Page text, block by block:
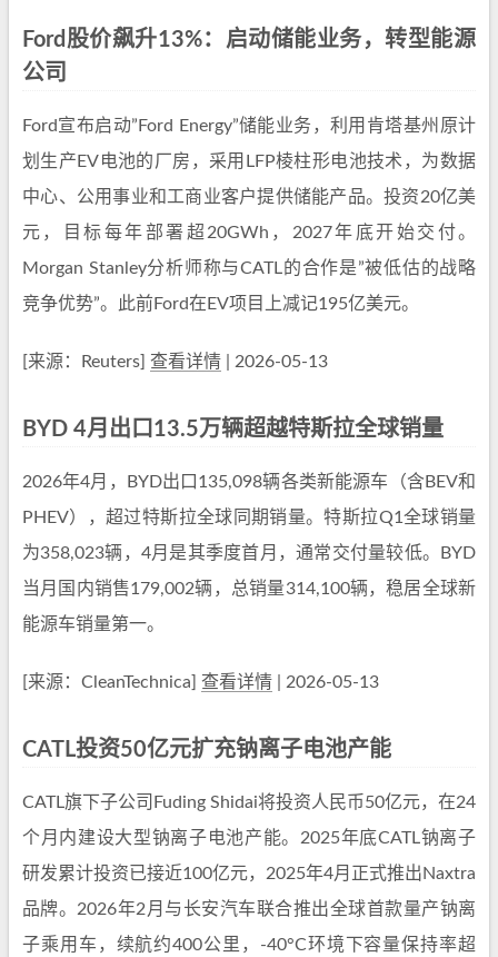
Ford股价飙升13%：启动储能业务，转型能源
公司
Ford宣布启动”Ford Energy”储能业务，利用肯塔基州原计
划生产EV电池的厂房，采用LFP棱柱形电池技术，为数据
中心、公用事业和工商业客户提供储能产品。投资20亿美
元，目标每年部署超20GWh，2027年底开始交付。
Morgan Stanley分析师称与CATL的合作是”被低估的战略
竞争优势”。此前Ford在EV项目上减记195亿美元。
[来源：Reuters] 查看详情 | 2026-05-13
BYD 4月出口13.5万辆超越特斯拉全球销量
2026年4月，BYD出口135,098辆各类新能源车（含BEV和
PHEV），超过特斯拉全球同期销量。特斯拉Q1全球销量
为358,023辆，4月是其季度首月，通常交付量较低。BYD
当月国内销售179,002辆，总销量314,100辆，稳居全球新
能源车销量第一。
[来源：CleanTechnica] 查看详情 | 2026-05-13
CATL投资50亿元扩充钠离子电池产能
CATL旗下子公司Fuding Shidai将投资人民币50亿元，在24
个月内建设大型钠离子电池产能。2025年底CATL钠离子
研发累计投资已接近100亿元，2025年4月正式推出Naxtra
品牌。2026年2月与长安汽车联合推出全球首款量产钠离
子乘用车，续航约400公里，-40°C环境下容量保持率超